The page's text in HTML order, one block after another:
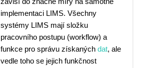
implementaci LIMS. Všechny
systémy LIMS mají složku
pracovního postupu (workflow) a
funkce pro správu získaných dat, ale
vedle toho se jejich funkčnost